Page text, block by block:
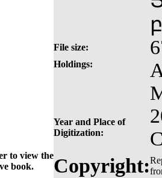
File size:
Holdings:
Year and Place of
Digitization:
to view the
book.
Copyright: